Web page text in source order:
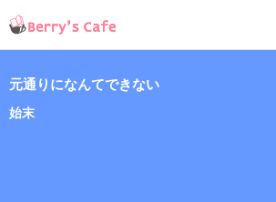
元通りになんてできない
始末